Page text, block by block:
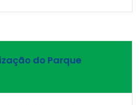
do Parque